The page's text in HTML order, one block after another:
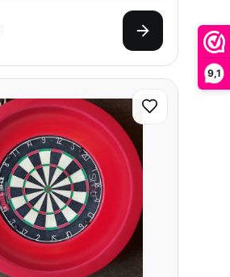
9,1
Opties